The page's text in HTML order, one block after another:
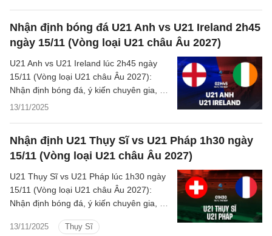
Nhận định bóng đá U21 Anh vs U21 Ireland 2h45
ngày 15/11 (Vòng loại U21 châu Âu 2027)
13/11/2025
U21 Anh vs U21 Ireland lúc 2h45 ngày
15/11 (Vòng loại U21 châu Âu 2027):
Nhận định bóng đá, ý kiến chuyên gia, dự
đoán kết quả, phân tích - thống kê chi tiết
Nhận định U21 Thụy Sĩ vs U21 Pháp 1h30 ngày
15/11 (Vòng loại U21 châu Âu 2027)
13/11/2025 Thụy Sĩ
U21 Thụy Sĩ vs U21 Pháp lúc 1h30 ngày
15/11 (Vòng loại U21 châu Âu 2027):
Nhận định bóng đá, ý kiến chuyên gia, dự
về trận đấu.